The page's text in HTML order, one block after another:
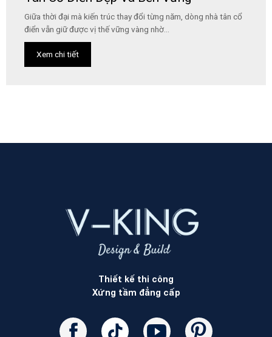
Giữa thời đại mà kiến trúc thay đổi từng năm, dòng nhà tân cổ
điển vẫn giữ được vị thế vững vàng nhờ...
Xem chi tiết
Thiết kế thi công
Xứng tầm đẳng cấp